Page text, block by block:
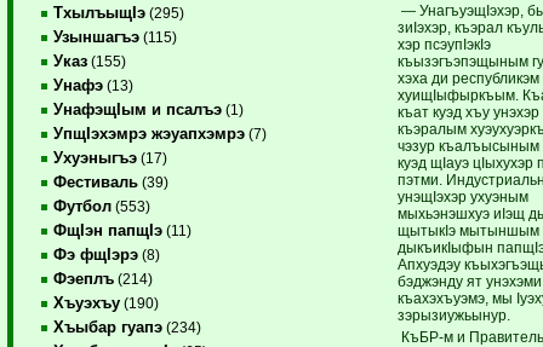
ТхылъыщIэ (295)
Узыншагъэ (115)
Указ (155)
Унафэ (13)
УнафэщIым и псалъэ (1)
УпщIэхэмрэ жэуапхэмрэ (7)
Ухуэныгъэ (17)
Фестиваль (39)
Футбол (553)
ФщIэн папщIэ (11)
Фэ фщIэрэ (8)
Фэеплъ (214)
Хъуэхъу (190)
Хъыбар гуапэ (234)
— УнагъуэщIэхэр,
зиIэхэр, къэрал
хэр псэупIэкIэ
къызэгъэпэщыным
хэха ди республикэм
хуищIыфыркъым.
къат куэд хъу унэхэр
къэралым
чэзур къалъысыным
куэд щIауэ цIыхухэр
пэтми.
унэщIэхэр ухуэным
мыхьэнэшхуэ иIэщ
щытыкIэ мытыншым
дыкъикIыфын
Апхуэдэу
бэджэнду ят унэхэми
къахэхъуэмэ, мы
зэрызиужьынур.
КъБР-м и